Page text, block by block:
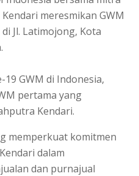
meresmikan GWM
Jl. Latimojong, Kota
GWM di Indonesia,
pertama yang
Kendari.
memperkuat komitmen
dalam
dan purnajual